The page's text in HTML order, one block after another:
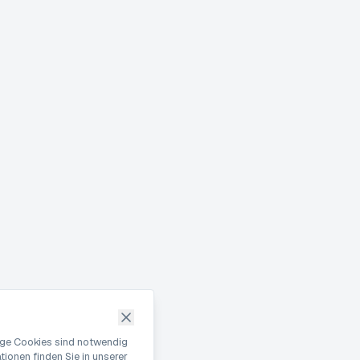
Cookies sind notwendig
finden Sie in unserer